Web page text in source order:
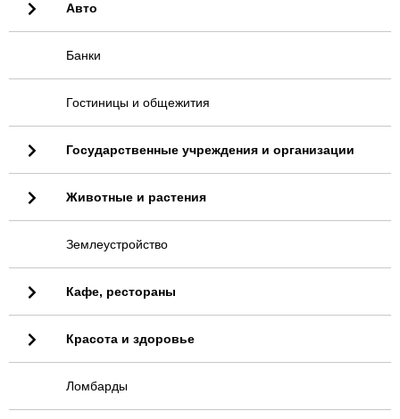
Авто
Банки
Гостиницы и общежития
Государственные учреждения и организации
Животные и растения
Землеустройство
Кафе, рестораны
Красота и здоровье
Ломбарды